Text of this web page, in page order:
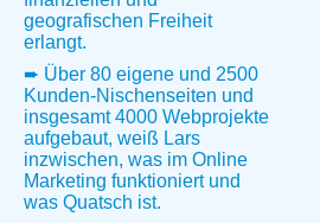
geografischen Freiheit
erlangt.
➨ Über 80 eigene und 2500
Kunden-Nischenseiten und
insgesamt 4000 Webprojekte
aufgebaut, weiß Lars
inzwischen, was im Online
Marketing funktioniert und
was Quatsch ist.